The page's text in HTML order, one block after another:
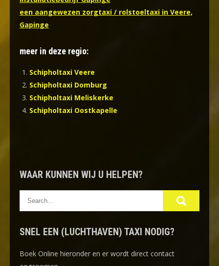
een aangewezen zorgtaxi / rolstoeltaxi in Veere,
Gapinge
meer in deze regio:
Schipholtaxi Veere
Schipholtaxi Domburg
Schipholtaxi Meliskerke
Schipholtaxi Oostkapelle
WAAR KUNNEN WIJ U HELPEN?
SNEL EEN (LUCHTHAVEN) TAXI NODIG?
Boek Online hieronder en er wordt direct contact